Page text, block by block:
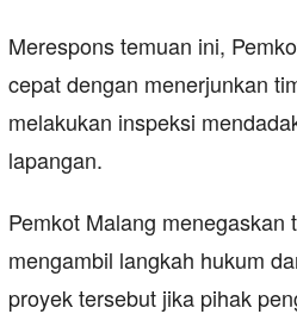
Merespons temuan ini,
cepat dengan menerjunkan
melakukan inspeksi
lapangan.
Pemkot Malang menegaskan
mengambil langkah hukum
proyek tersebut jika pihak